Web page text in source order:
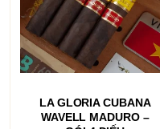
LA GLORIA CUBANA
WAVELL MADURO –